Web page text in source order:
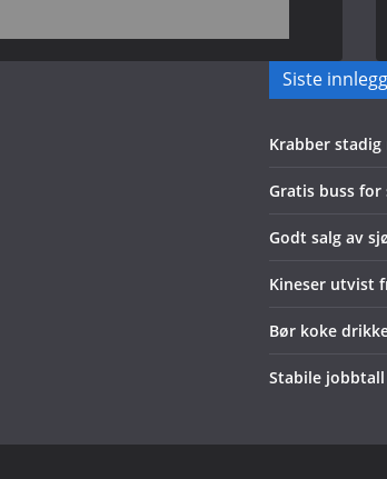
Siste innlegg
Krabber
Gratis buss
Godt salg av
Kineser utvist
Bør koke
Stabile